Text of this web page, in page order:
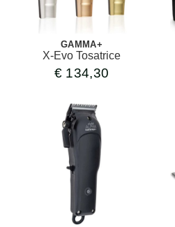
GAMMA+
X-Evo Tosatrice
€ 134,30